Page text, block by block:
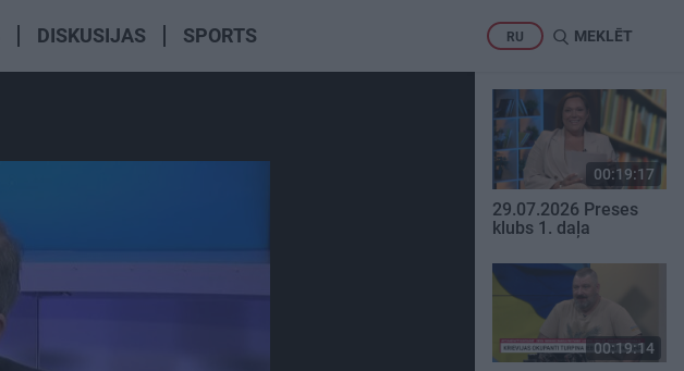
DISKUSIJAS SPORTS RU MEKLĒT
00:19:17
29.07.2026 Preses
klubs 1. daļa
00:19:14